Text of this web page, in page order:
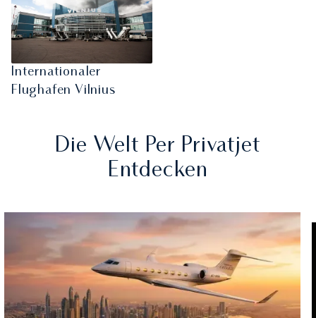
Internationaler
Flughafen Vilnius
Die Welt Per Privatjet
Entdecken